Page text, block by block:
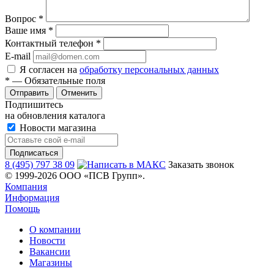
Вопрос *
Ваше имя *
Контактный телефон *
E-mail
Я согласен на обработку персональных данных
* — Обязательные поля
Отменить
Подпишитесь
на обновления каталога
Новости магазина
8 (495) 797 38 09
Заказать звонок
© 1999-2026 ООО «ПСВ Групп».
Компания
Информация
Помощь
О компании
Новости
Вакансии
Магазины